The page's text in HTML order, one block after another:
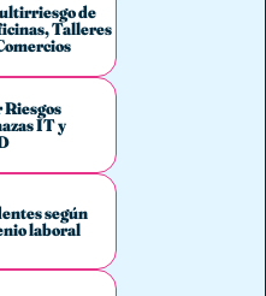
de
Talleres
IT y
según
laboral